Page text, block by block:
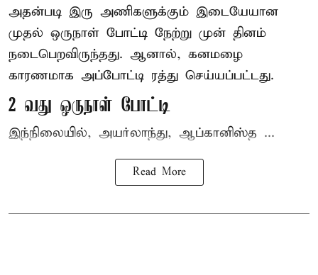
அதன்படி இரு அணிகளுக்கும் இடையேயான
முதல் ஒருநாள் போட்டி நேற்று முன் தினம்
நடைபெறவிருந்தது. ஆனால், கனமழை
காரணமாக அப்போட்டி ரத்து செய்யப்பட்டது.
2 வது ஒருநாள் போட்டி
இந்நிலையில், அயர்லாந்து, ஆப்கானிஸ்த ...
Read More